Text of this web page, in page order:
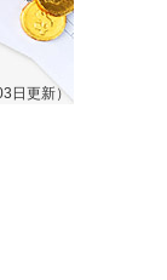
日更新）